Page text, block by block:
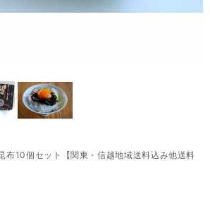
布10個セット【関東・信越地域送料込み他送料